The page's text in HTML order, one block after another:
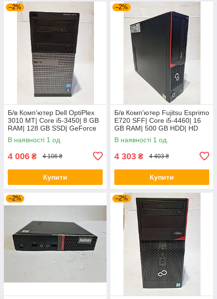
–2%
Б/в Комп'ютер Dell OptiPlex
3010 MT| Core i5-3450| 8 GB
RAM| 128 GB SSD| GeForce
8400 GS 512MB
В наявності 1 од.
4 006 ₴ 4 106 ₴
Купити
–2%
Б/в Комп'ютер Fujitsu Esprimo
E720 SFF| Core i5-4460| 16
GB RAM| 500 GB HDD| HD
4600
В наявності 1 од.
4 303 ₴ 4 403 ₴
Купити
–2% –2%